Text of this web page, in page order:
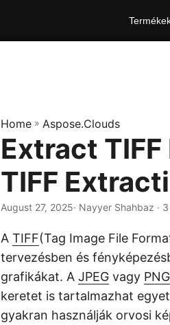
Home » Aspose.Clouds
Extract
TIFF
August 27, 2025· Nayyer Shahbaz ·
A TIFF(Tag Image File
tervezésben és
grafikákat. A JPEG vagy PNG
keretet is tartalmazhat
gyakran használják orvosi